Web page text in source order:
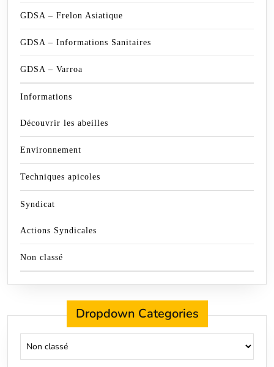
GDSA – Frelon Asiatique
GDSA – Informations Sanitaires
GDSA – Varroa
Informations
Découvrir les abeilles
Environnement
Techniques apicoles
Syndicat
Actions Syndicales
Non classé
Dropdown Categories